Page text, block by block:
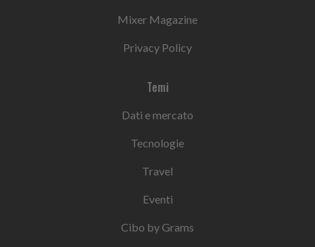
Mixer Magazine
Privacy Policy
Temi
Dati e mercato
Tecnologie
Travel
Eventi
Cibo by Grams